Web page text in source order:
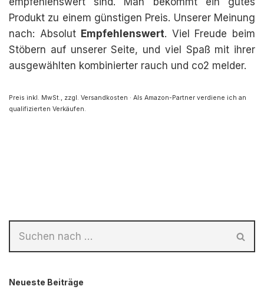
Produkt zu einem günstigen Preis. Unserer Meinung
nach: Absolut Empfehlenswert. Viel Freude beim
Stöbern auf unserer Seite, und viel Spaß mit ihrer
ausgewählten kombinierter rauch und co2 melder.
Preis inkl. MwSt., zzgl. Versandkosten · Als Amazon-Partner verdiene ich an
qualifizierten Verkäufen.
Neueste Beiträge